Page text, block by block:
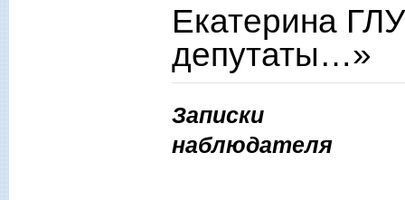
Екатерина
депутаты…»
Записки
наблюдателя